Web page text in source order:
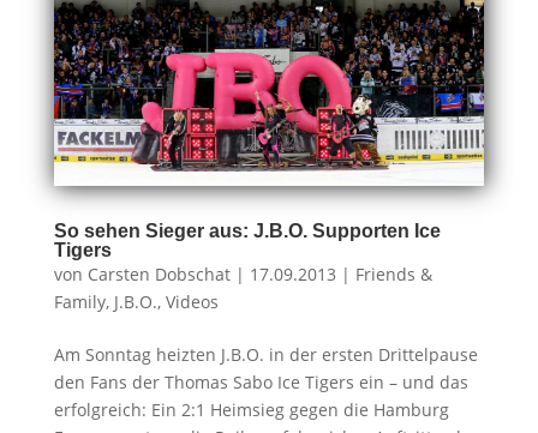
So sehen Sieger aus: J.B.O. Supporten Ice
Tigers
von Carsten Dobschat| 17.09.2013 | Friends &
Family, J.B.O., Videos
Am Sonntag heizten J.B.O. in der ersten Drittelpause
den Fans der Thomas Sabo Ice Tigers ein – und das
erfolgreich: Ein 2:1 Heimsieg gegen die Hamburg